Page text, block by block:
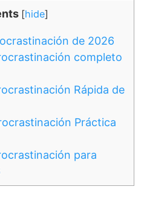
[hide]
de 2026
completo
Rápida de
Práctica
para